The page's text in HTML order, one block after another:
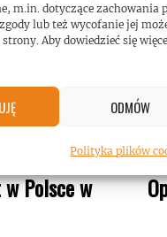
m.in. dotyczące zachowania
lub też wycofanie jej
Aby dowiedzieć się
ODMÓW
Polityka plików
Bad Seeds
Polsce w